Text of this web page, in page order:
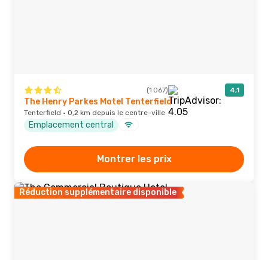
(1 067) 4,1
The Henry Parkes Motel Tenterfield
Tenterfield · 0,2 km depuis le centre-ville
Emplacement central
Montrer les prix
Réduction supplémentaire disponible